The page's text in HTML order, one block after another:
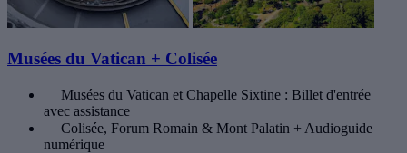
Musées du Vatican + Colisée
Musées du Vatican et Chapelle Sixtine : Billet d'entrée
avec assistance
Colisée, Forum Romain & Mont Palatin + Audioguide
numérique